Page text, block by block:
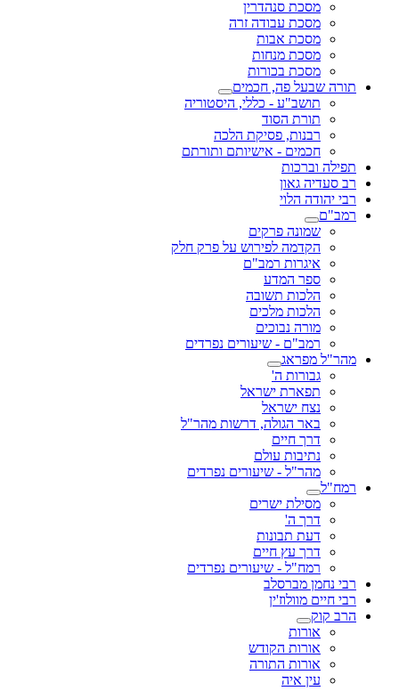
מסכת סנהדרין
מסכת עבודה זרה
מסכת אבות
מסכת מנחות
מסכת בכורות
תורה שבעל פה, חכמים
תושב"ע - כללי, היסטוריה
תורת הסוד
רבנות, פסיקת הלכה
חכמים - אישיותם ותורתם
תפילה וברכות
רב סעדיה גאון
רבי יהודה הלוי
רמב"ם
שמונה פרקים
הקדמה לפירוש על פרק חלק
איגרות רמב"ם
ספר המדע
הלכות תשובה
הלכות מלכים
מורה נבוכים
רמב"ם - שיעורים נפרדים
מהר"ל מפראג
גבורות ה'
תפארת ישראל
נצח ישראל
באר הגולה, דרשות מהר"ל
דרך חיים
נתיבות עולם
מהר"ל - שיעורים נפרדים
רמח"ל
מסילת ישרים
דרך ה'
דעת תבונות
דרך עץ חיים
רמח"ל - שיעורים נפרדים
רבי נחמן מברסלב
רבי חיים מוולוז'ין
הרב קוק
אורות
אורות הקודש
אורות התורה
עין איה